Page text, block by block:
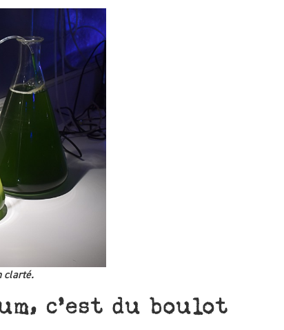
clarté.
c’est du boulot